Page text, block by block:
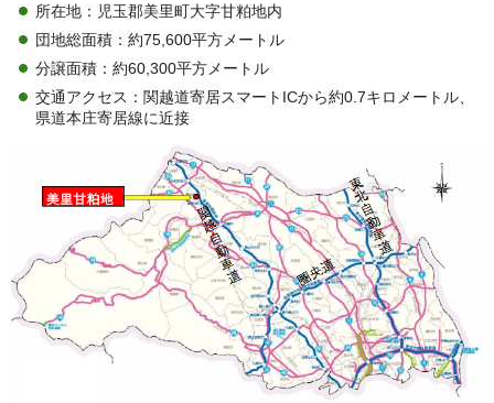
所在地：児玉郡美里町大字甘粕地内
団地総面積：約75,600平方メートル
分譲面積：約60,300平方メートル
交通アクセス：関越道寄居スマートICから約0.7キロメートル、
県道本庄寄居線に近接